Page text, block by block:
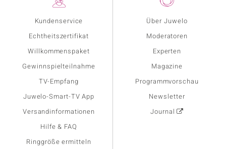
Kundenservice
Echtheitszertifikat
Willkommenspaket
Gewinnspielteilnahme
TV-Empfang
Juwelo-Smart-TV App
Versandinformationen
Hilfe & FAQ
Ringgröße ermitteln
Über Juwelo
Moderatoren
Experten
Magazine
Programmvorschau
Newsletter
Journal